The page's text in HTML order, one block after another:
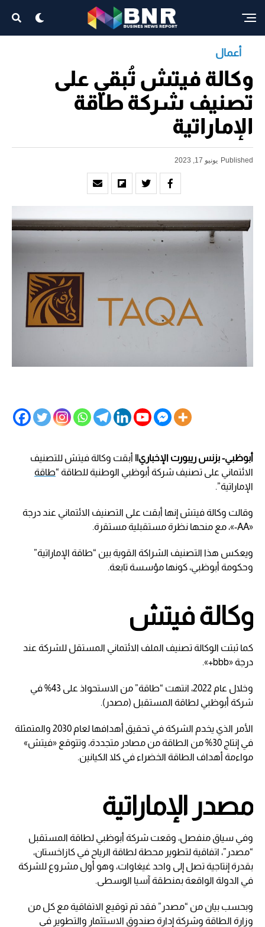
أعمال
وكالة فيتش تُبقي على
تصنيف شركة طاقة
الإماراتية
Published يونيو 17, 2023
أبوظبي- بزنس ريبورت الإخباري||
أبقت وكالة فيتش للتصنيف
الائتماني على تصنيف شركة أبوظبي الوطنية للطاقة “طاقة
الإماراتية”.
وقالت وكالة فيتش إنها أبقت على التصنيف الائتماني عند درجة
«AA-»، مع منحها نظرة مستقبلية مستقرة.
ويعكس هذا التصنيف الشراكة القوية بين “طاقة الإماراتية”
وحكومة أبوظبي، كونها مؤسسة تابعة.
وكالة فيتش
كما ثبتت الوكالة تصنيف الملف الائتماني المستقل للشركة عند
درجة «bbb+».
وخلال عام 2022، انتهت “طاقة” من الاستحواذ على 43% في
شركة أبوظبي لطاقة المستقبل (مصدر).
الأمر الذي يخدم الشركة في تحقيق أهدافها لعام 2030 والمتمثلة
في إنتاج 30% من الطاقة من مصادر متجددة، وتتوقع «فيتش»
مواءمة أهداف الطاقة الخضراء في كلا الكيانين.
مصدر الإماراتية
وفي سياق منفصل، وقعت شركة أبوظبي لطاقة المستقبل
“مصدر”، اتفاقية لتطوير محطة لطاقة الرياح في كازاخستان،
بقدرة إنتاجية تصل إلى واحد غيغاوات، وهو أول مشروع للشركة
في الدولة الواقعة بمنطقة آسيا الوسطى.
وبحسب بيان من “مصدر” فقد تم توقيع الاتفاقية مع كل من
وزارة الطاقة وشركة إدارة صندوق الاستثمار والتطوير في